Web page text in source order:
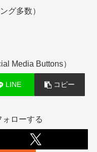
グ多数）
Media Buttons）
LINE コピー
ローする